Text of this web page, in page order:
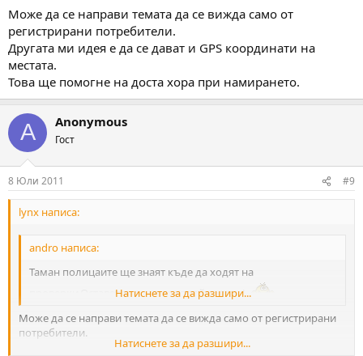
Може да се направи темата да се вижда само от
регистрирани потребители.
Другата ми идея е да се дават и GPS координати на
местата.
Това ще помогне на доста хора при намирането.
A Anonymous
Гост
8 Юли 2011 #9
lynx написа:
andro написа:
Таман полицаите ще знаят къде да ходят на
проверки.Оставете поне някоя тайна явка!
Натиснете за да разшири...
Може да се направи темата да се вижда само от регистрирани
потребители.
Другата ми идея е да се дават и GPS координати на местата.
Натиснете за да разшири...